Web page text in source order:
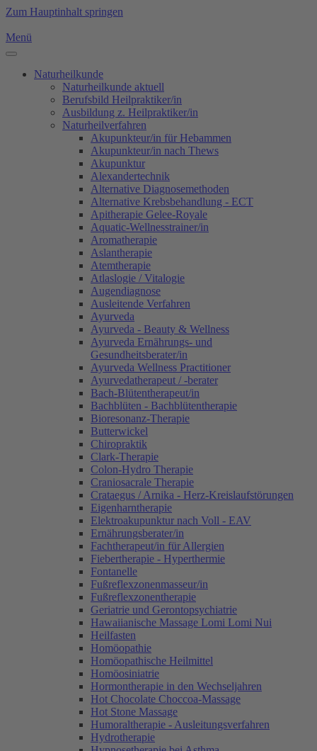
Zum Hauptinhalt springen
Menü
Naturheilkunde
Naturheilkunde aktuell
Berufsbild Heilpraktiker/in
Ausbildung z. Heilpraktiker/in
Naturheilverfahren
Akupunkteur/in für Hebammen
Akupunkteur/in nach Thews
Akupunktur
Alexandertechnik
Alternative Diagnosemethoden
Alternative Krebsbehandlung - ECT
Apitherapie Gelee-Royale
Aquatic-Wellnesstrainer/in
Aromatherapie
Aslantherapie
Atemtherapie
Atlaslogie / Vitalogie
Augendiagnose
Ausleitende Verfahren
Ayurveda
Ayurveda - Beauty & Wellness
Ayurveda Ernährungs- und
Gesundheitsberater/in
Ayurveda Wellness Practitioner
Ayurvedatherapeut / -berater
Bach-Blütentherapeut/in
Bachblüten - Bachblütentherapie
Bioresonanz-Therapie
Butterwickel
Chiropraktik
Clark-Therapie
Colon-Hydro Therapie
Craniosacrale Therapie
Crataegus / Arnika - Herz-Kreislaufstörungen
Eigenharntherapie
Elektroakupunktur nach Voll - EAV
Ernährungsberater/in
Fachtherapeut/in für Allergien
Fiebertherapie - Hyperthermie
Fontanelle
Fußreflexzonenmasseur/in
Fußreflexzonentherapie
Geriatrie und Gerontopsychiatrie
Hawaiianische Massage Lomi Lomi Nui
Heilfasten
Homöopathie
Homöopathische Heilmittel
Homöosiniatrie
Hormontherapie in den Wechseljahren
Hot Chocolate Choccoa-Massage
Hot Stone Massage
Humoraltherapie - Ausleitungsverfahren
Hydrotherapie